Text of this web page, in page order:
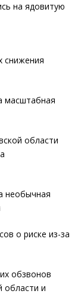
на ядовитую
снижения
масштабная
области
необычная
о риске из-за
обзвонов
области и